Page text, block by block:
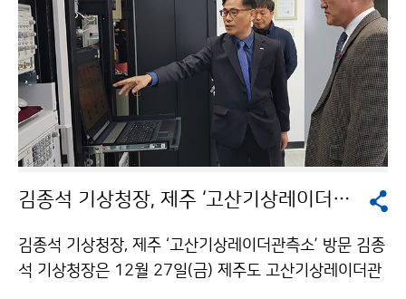
김종석 기상청장, 제주 ‘고산기상레이더관측소’ 방문
김종석 기상청장, 제주 ‘고산기상레이더관측소’ 방문 김종
석 기상청장은 12월 27일(금) 제주도 고산기상레이더관